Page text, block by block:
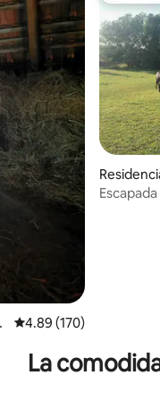
Calificación promedio:
4.89 (170)
La